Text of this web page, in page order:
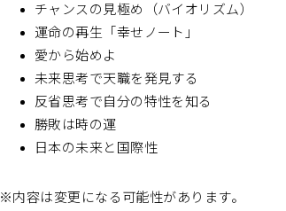
チャンスの見極め（バイオリズム）
運命の再生「幸せノート」
愛から始めよ
未来思考で天職を発見する
反省思考で自分の特性を知る
勝敗は時の運
日本の未来と国際性
※内容は変更になる可能性があります。